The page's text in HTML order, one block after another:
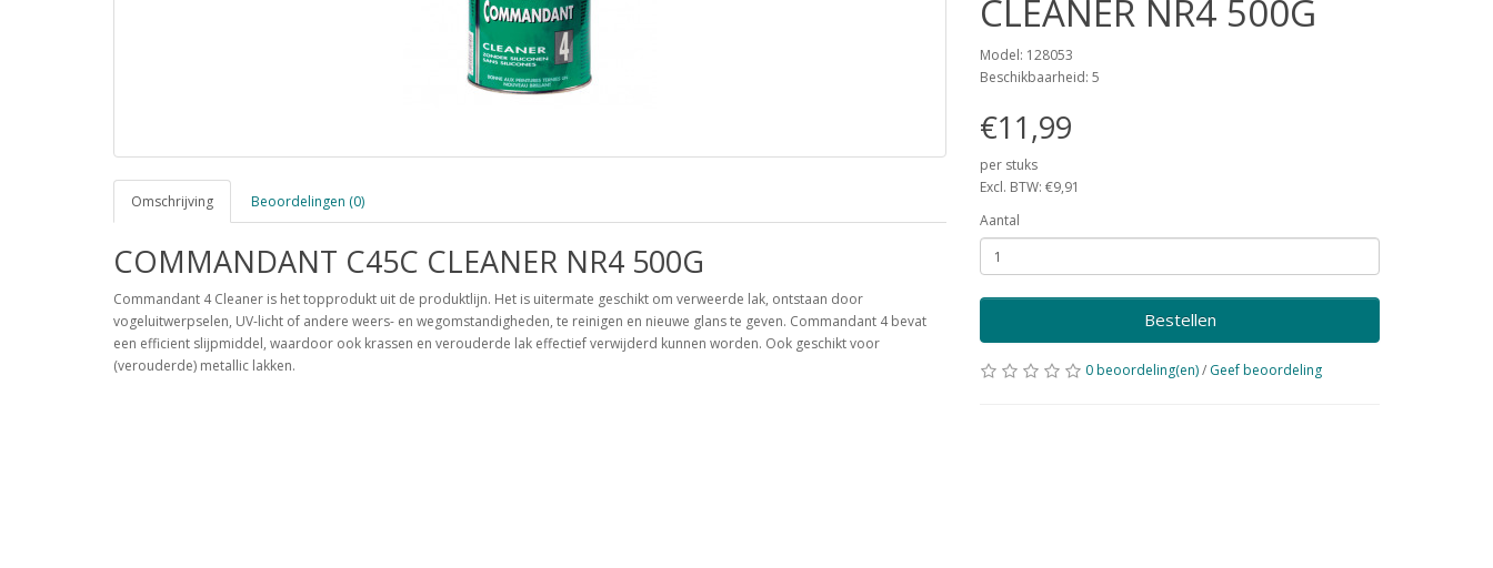
Omschrijving Beoordelingen (0)
COMMANDANT C45C CLEANER NR4 500G
Commandant 4 Cleaner is het topprodukt uit de produktlijn. Het is uitermate geschikt om verweerde lak, ontstaan door
vogeluitwerpselen, UV-licht of andere weers- en wegomstandigheden, te reinigen en nieuwe glans te geven. Commandant 4 bevat
een efficient slijpmiddel, waardoor ook krassen en verouderde lak effectief verwijderd kunnen worden. Ook geschikt voor
(verouderde) metallic lakken.
CLEANER NR4 500G
Model: 128053
Beschikbaarheid: 5
€11,99
per stuks
Excl. BTW: €9,91
Aantal
Bestellen
0 beoordeling(en)/ Geef beoordeling